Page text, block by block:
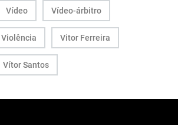
Vídeo Vídeo-árbitro
Violência Vitor Ferreira
Vítor Santos